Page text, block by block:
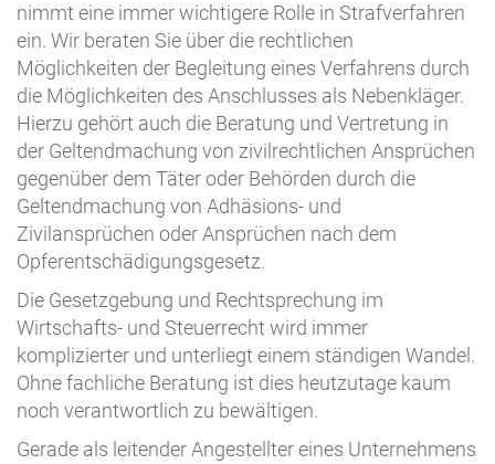
nimmt eine immer wichtigere Rolle in Strafverfahren
ein. Wir beraten Sie über die rechtlichen
Möglichkeiten der Begleitung eines Verfahrens durch
die Möglichkeiten des Anschlusses als Nebenkläger.
Hierzu gehört auch die Beratung und Vertretung in
der Geltendmachung von zivilrechtlichen Ansprüchen
gegenüber dem Täter oder Behörden durch die
Geltendmachung von Adhäsions- und
Zivilansprüchen oder Ansprüchen nach dem
Opferentschädigungsgesetz.
Die Gesetzgebung und Rechtsprechung im
Wirtschafts- und Steuerrecht wird immer
komplizierter und unterliegt einem ständigen Wandel.
Ohne fachliche Beratung ist dies heutzutage kaum
noch verantwortlich zu bewältigen.
Gerade als leitender Angestellter eines Unternehmens